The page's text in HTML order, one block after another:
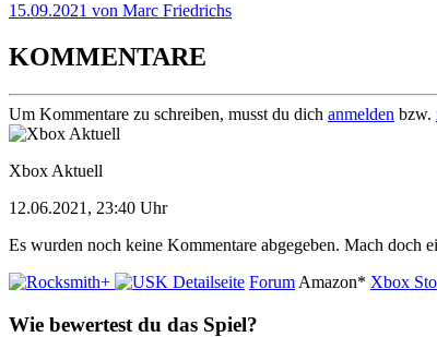
15.09.2021 von Marc Friedrichs
KOMMENTARE
Um Kommentare zu schreiben, musst du dich anmelden bzw.
Xbox Aktuell
12.06.2021, 23:40 Uhr
Es wurden noch keine Kommentare abgegeben. Mach doch
Detailseite Forum Amazon* Xbox
Wie bewertest du das Spiel?